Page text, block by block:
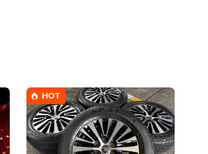
HOT